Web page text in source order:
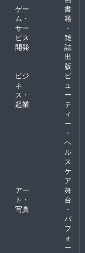
ゲー
ム・
サー
ビス
開発
書
籍
・
雑
誌
出
版
ビジ
ネ
ス・
起業
ビ
ュ
ー
テ
ィ
ー
・
ヘ
ル
ス
ケ
ア
アー
ト・
写真
舞
台
・
パ
フ
ォ
ー